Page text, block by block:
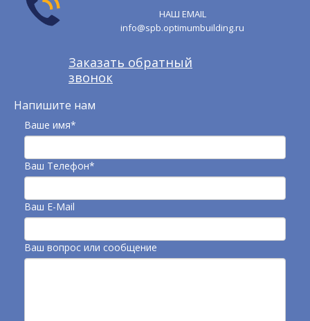
НАШ EMAIL
info@spb.optimumbuilding.ru
Заказать обратный
звонок
Напишите нам
Ваше имя*
Ваш Телефон*
Ваш E-Mail
Ваш вопрос или сообщение